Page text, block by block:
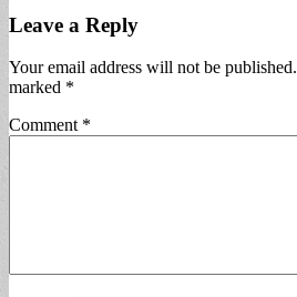
Leave a Reply
Your email address will not be published.
marked *
Comment *